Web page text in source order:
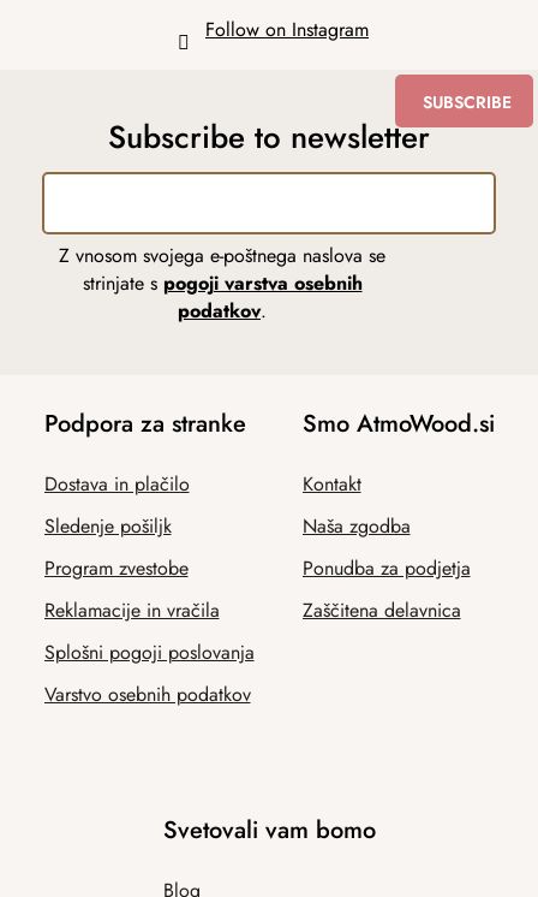
Follow on Instagram
Subscribe to newsletter
Z vnosom svojega e-poštnega naslova se
strinjate s pogoji varstva osebnih
podatkov.
SUBSCRIBE
Podpora za stranke
Dostava in plačilo
Sledenje pošiljk
Program zvestobe
Reklamacije in vračila
Splošni pogoji poslovanja
Varstvo osebnih podatkov
Smo AtmoWood.si
Kontakt
Naša zgodba
Ponudba za podjetja
Zaščitena delavnica
Svetovali vam bomo
Blog